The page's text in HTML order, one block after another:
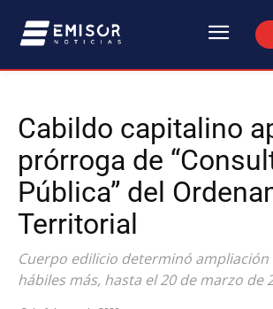
Cabildo capitalino
prórroga de
Pública” del
Territorial
Cuerpo edilicio determinó ampliación
hábiles más, hasta el 20 de marzo de